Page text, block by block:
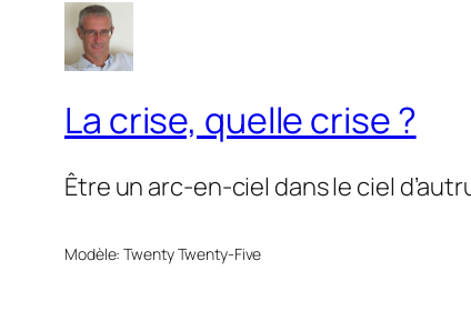
La crise, quelle crise ?
Être un arc-en-ciel dans le ciel
Modèle: Twenty Twenty-Five